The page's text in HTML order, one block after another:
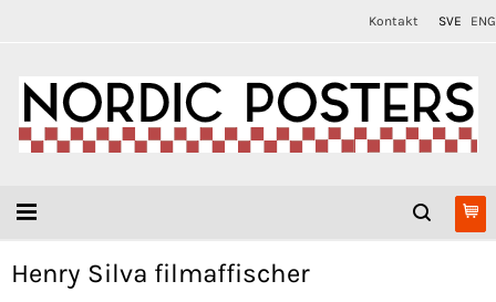
Kontakt SVE ENG
Henry Silva filmaffischer